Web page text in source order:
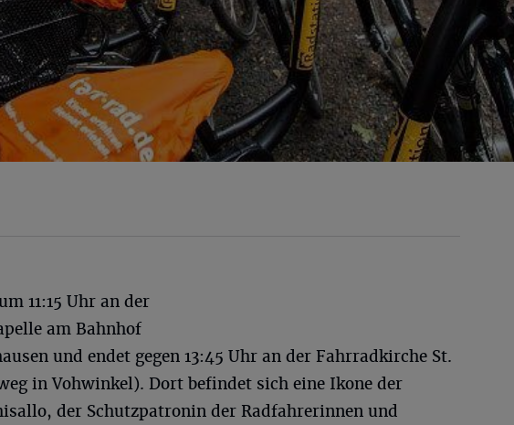
11:15 Uhr an der
am Bahnhof
und endet gegen 13:45 Uhr an der Fahrradkirche St.
in Vohwinkel). Dort befindet sich eine Ikone der
der Schutzpatronin der Radfahrerinnen und